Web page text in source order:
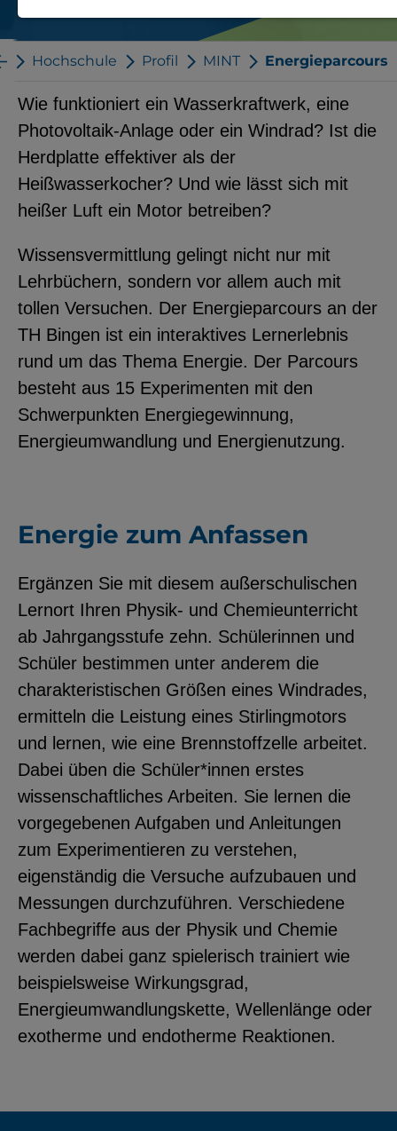
Hochschule Profil MINT Energieparcours
Wie funktioniert ein Wasserkraftwerk, eine
Photovoltaik-Anlage oder ein Windrad? Ist die
Herdplatte effektiver als der
Heißwasserkocher? Und wie lässt sich mit
heißer Luft ein Motor betreiben?
Wissensvermittlung gelingt nicht nur mit
Lehrbüchern, sondern vor allem auch mit
tollen Versuchen. Der Energieparcours an der
TH Bingen ist ein interaktives Lernerlebnis
rund um das Thema Energie. Der Parcours
besteht aus 15 Experimenten mit den
Schwerpunkten Energiegewinnung,
Energieumwandlung und Energienutzung.
Energie zum Anfassen
Ergänzen Sie mit diesem außerschulischen
Lernort Ihren Physik- und Chemieunterricht
ab Jahrgangsstufe zehn. Schülerinnen und
Schüler bestimmen unter anderem die
charakteristischen Größen eines Windrades,
ermitteln die Leistung eines Stirlingmotors
und lernen, wie eine Brennstoffzelle arbeitet.
Dabei üben die Schüler*innen erstes
wissenschaftliches Arbeiten. Sie lernen die
vorgegebenen Aufgaben und Anleitungen
zum Experimentieren zu verstehen,
eigenständig die Versuche aufzubauen und
Messungen durchzuführen. Verschiedene
Fachbegriffe aus der Physik und Chemie
werden dabei ganz spielerisch trainiert wie
beispielsweise Wirkungsgrad,
Energieumwandlungskette, Wellenlänge oder
exotherme und endotherme Reaktionen.
Notwendige Cookies zur Session-
Verwaltung und für die generelle
notwendig).
EXTERNE MEDIEN
Seitenspezifische Erfassung von
Benutzerdaten durch
Drittanbieter, bspw. über das
Einbinden externer Videos,
Standortdaten oder
Stellenanzeigen.
YouTube